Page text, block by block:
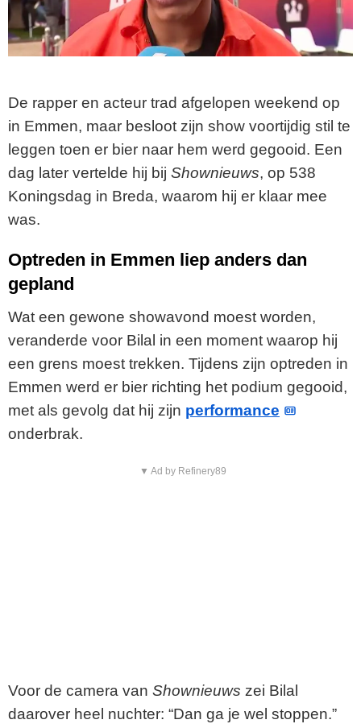
De rapper en acteur trad afgelopen weekend op
in Emmen, maar besloot zijn show voortijdig stil te
leggen toen er bier naar hem werd gegooid. Een
dag later vertelde hij bij Shownieuws, op 538
Koningsdag in Breda, waarom hij er klaar mee
was.
Optreden in Emmen liep anders dan
gepland
Wat een gewone showavond moest worden,
veranderde voor Bilal in een moment waarop hij
een grens moest trekken. Tijdens zijn optreden in
Emmen werd er bier richting het podium gegooid,
met als gevolg dat hij zijn performance
onderbrak.
▼ Ad by Refinery89
Voor de camera van Shownieuws zei Bilal
daarover heel nuchter: “Dan ga je wel stoppen.”